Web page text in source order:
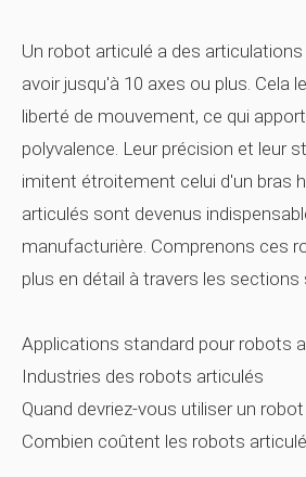
Un robot articulé a des
avoir jusqu'à 10 axes ou plus. Cela
liberté de mouvement, ce qui
polyvalence. Leur précision et leur
imitent étroitement celui d'un bras
articulés sont devenus
manufacturière. Comprenons ces
plus en détail à travers les sections
Applications standard pour robots
Industries des robots articulés
Quand devriez-vous utiliser un
Combien coûtent les robots